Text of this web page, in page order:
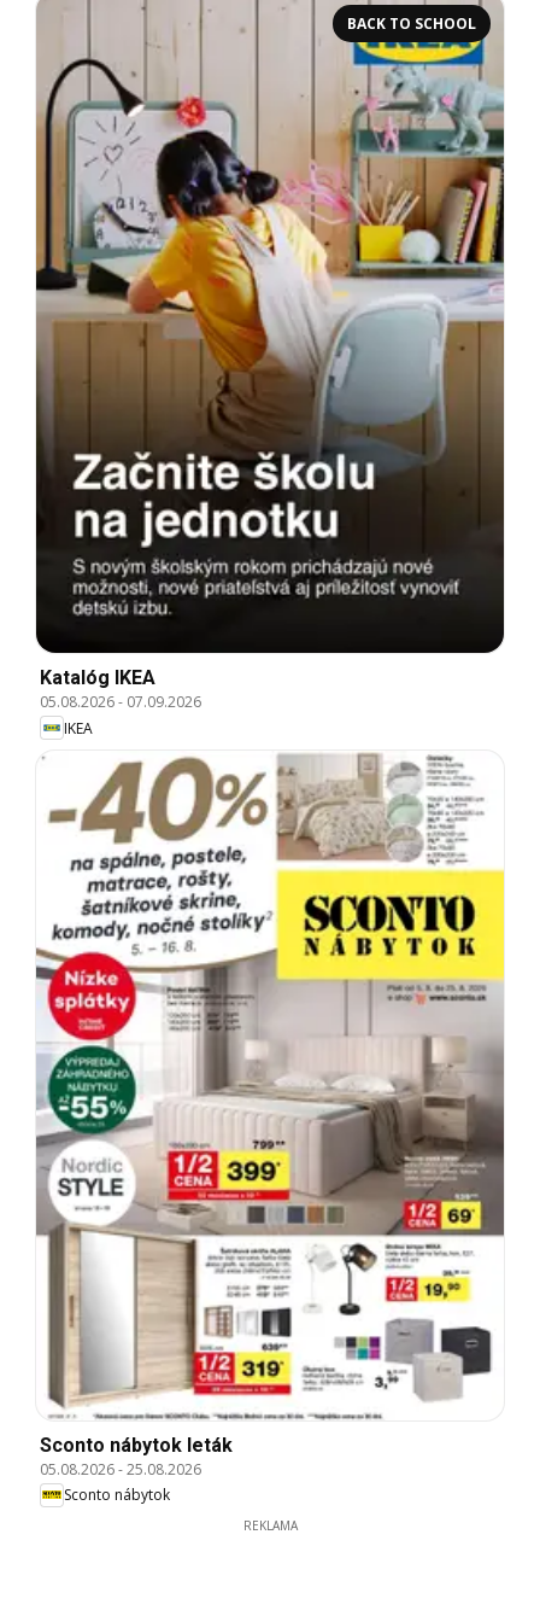
BACK TO SCHOOL
Katalóg IKEA
05.08.2026- 07.09.2026
IKEA
Sconto nábytok leták
05.08.2026-25.08.2026
Sconto nábytok
REKLAMA